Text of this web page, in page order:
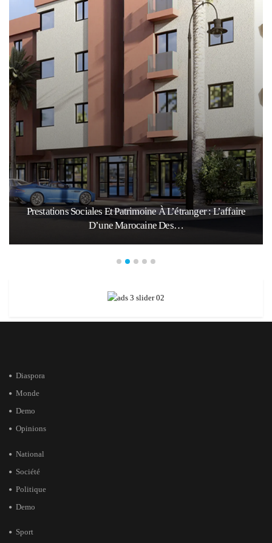
Prestations Sociales Et Patrimoine À L’étranger : L’affaire
D’une Marocaine Des…
Diaspora
Monde
Demo
Opinions
National
Société
Politique
Demo
Sport